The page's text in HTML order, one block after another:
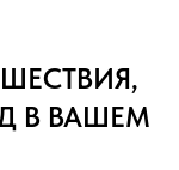
В ВАШЕМ